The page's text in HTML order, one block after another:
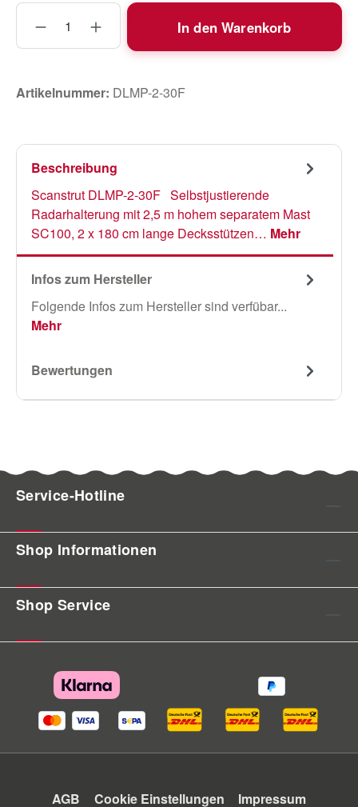
Produkt Anzahl: Gib den gewünschten
In den Warenkorb
Artikelnummer: DLMP-2-30F
Beschreibung
Scanstrut DLMP-2-30F Selbstjustierende
Radarhalterung mit 2,5 m hohem separatem Mast
SC100, 2 x 180 cm lange Decksstützen… Mehr
Infos zum Hersteller
Folgende Infos zum Hersteller sind verfübar...
Mehr
Bewertungen
Service-Hotline
Shop Informationen
Shop Service
AGB Cookie Einstellungen Impressum